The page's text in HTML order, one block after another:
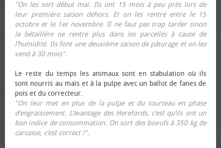
"On les sort début mai. Ils ont 15 mois à peu près lors de
leur première saison dehors. Et on les rentre entre le 15
octobre et le 1er novembre. Il ne faut pas trop tarder sinon
la bétaillère ne rentre plus dans les parcelles à cause de
l’humidité. Ils font une deuxième saison de pâturage et on les
vend à 30 mois".
Le reste du temps les animaux sont en stabulation où ils
sont nourris au maïs et à la pulpe avec un ballot de fanes de
pois et du correcteur.
"On leur met en plus de la pulpe et du tourteau en phase
d’engraissement. L’avantage des Herefords, c’est qu’ils ont un
bon indice de consommation. On sort des bœufs à 350 kg de
carcasse, c’est correct !".